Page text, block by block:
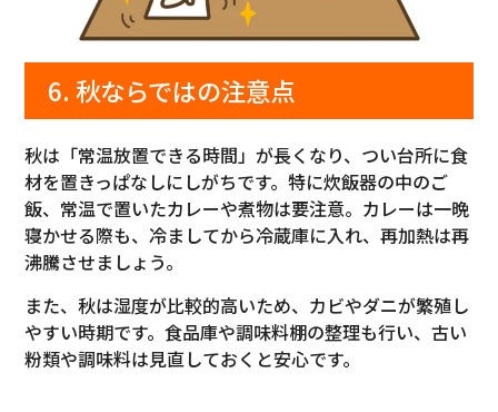
6. 秋ならではの注意点
秋は「常温放置できる時間」が長くなり、つい台所に食
材を置きっぱなしにしがちです。特に炊飯器の中のご
飯、常温で置いたカレーや煮物は要注意。カレーは一晩
寝かせる際も、冷ましてから冷蔵庫に入れ、再加熱は再
沸騰させましょう。
また、秋は湿度が比較的高いため、カビやダニが繁殖し
やすい時期です。食品庫や調味料棚の整理も行い、古い
粉類や調味料は見直しておくと安心です。